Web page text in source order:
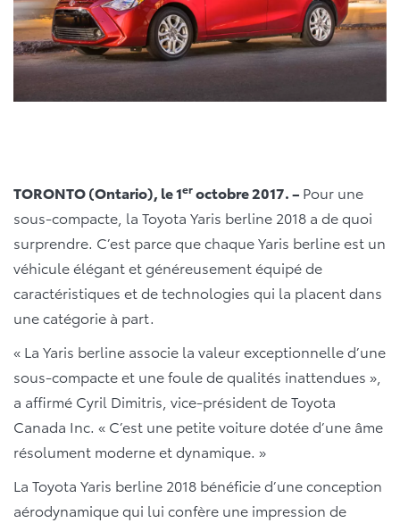
TORONTO (Ontario), le 1eroctobre 2017. – Pour une
sous-compacte, la Toyota Yaris berline 2018 a de quoi
surprendre. C’est parce que chaque Yaris berline est un
véhicule élégant et généreusement équipé de
caractéristiques et de technologies qui la placent dans
une catégorie à part.
« La Yaris berline associe la valeur exceptionnelle d’une
sous-compacte et une foule de qualités inattendues »,
a affirmé Cyril Dimitris, vice-président de Toyota
Canada Inc. « C’est une petite voiture dotée d’une âme
résolument moderne et dynamique. »
La Toyota Yaris berline 2018 bénéficie d’une conception
aérodynamique qui lui confère une impression de